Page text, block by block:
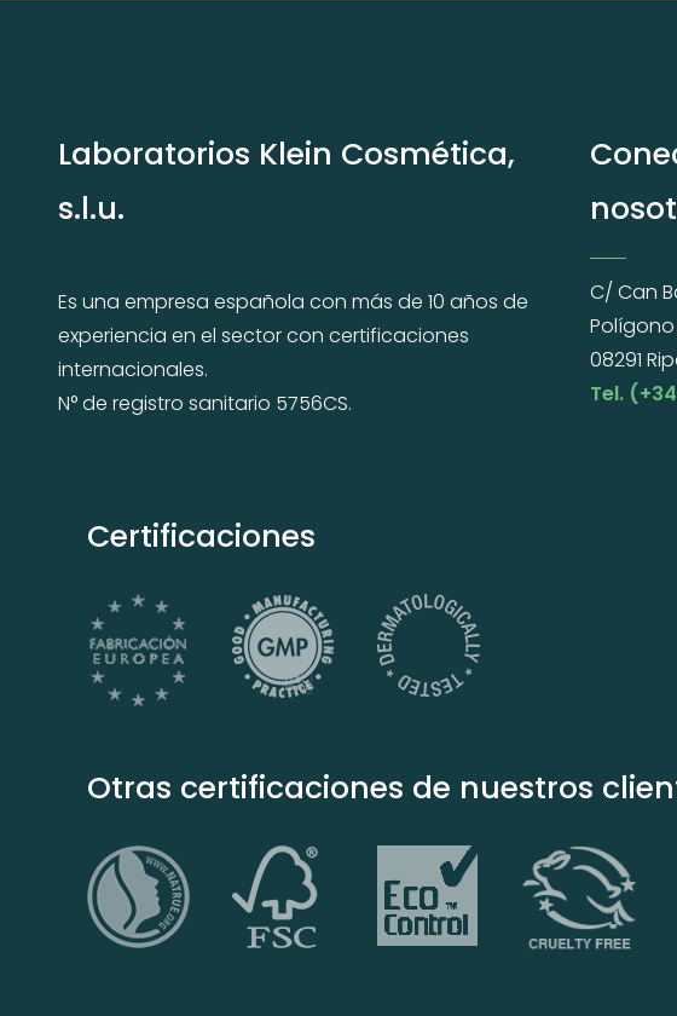
Laboratorios Klein Cosmética,
s.l.u.
Es una empresa española con más de 10 años de
experiencia en el sector con certificaciones
internacionales.
N° de registro sanitario 5756CS.
C/ Can
Polígono
08291
Tel.
Certificaciones
Otras certificaciones de nuestros